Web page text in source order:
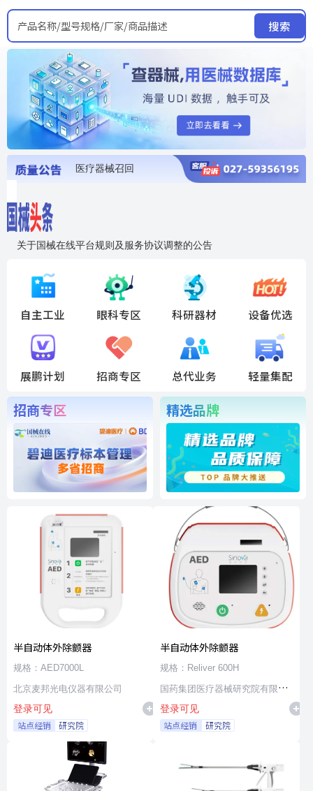
产品名称/型号规格/厂家/商品描述 搜索
医疗器械召回
关于国械在线平台规则及服务协议调整的公告
国药创研AED开启全国招商
自主工业 眼科专区 科研器材 设备优选
展鹏计划 招商专区 总代业务 轻量集配
招商专区 精选品牌
半自动体外除颤器
规格：AED7000L
北京麦邦光电仪器有限公司
登录可见
站点经销 研究院
半自动体外除颤器
规格：Reliver 600H
国药集团医疗器械研究院有限公
司
登录可见
站点经销 研究院